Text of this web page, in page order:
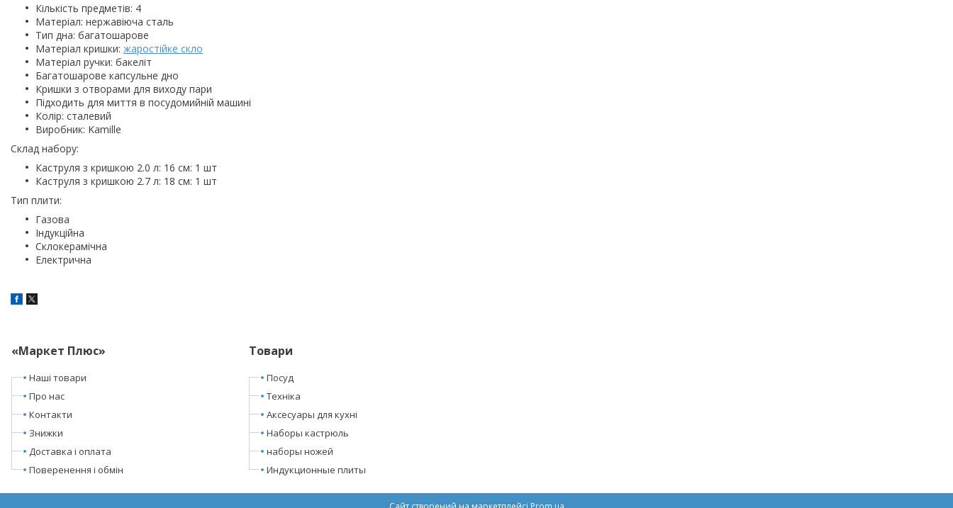
Кількість предметів: 4
Матеріал: нержавіюча сталь
Тип дна: багатошарове
Матеріал кришки: жаростійке скло
Матеріал ручки: бакеліт
Багатошарове капсульне дно
Кришки з отворами для виходу пари
Підходить для миття в посудомийній машині
Колір: сталевий
Виробник: Kamille
Склад набору:
Каструля з кришкою 2.0 л: 16 см: 1 шт
Каструля з кришкою 2.7 л: 18 см: 1 шт
Тип плити:
Газова
Індукційна
Склокерамічна
Електрична
«Маркет Плюс»
Наші товари
Про нас
Контакти
Знижки
Доставка і оплата
Поверенення і обмін
Товари
Посуд
Техніка
Аксесуары для кухні
Наборы кастрюль
наборы ножей
Индукционные плиты